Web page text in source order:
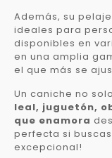
Además, su
ideales para
disponibles en
en una amplia
el que más se
Un caniche no
leal, juguetón,
que enamora
perfecta si
excepcional!